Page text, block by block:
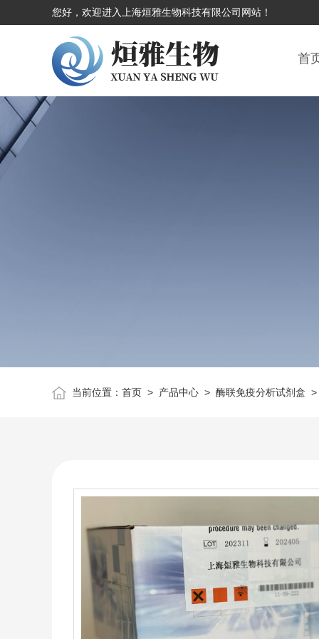
您好，欢迎进入上海烜雅生物科技有限公司网站！
首
当前位置： 首页> 产品中心> 酶联免疫分析试剂盒